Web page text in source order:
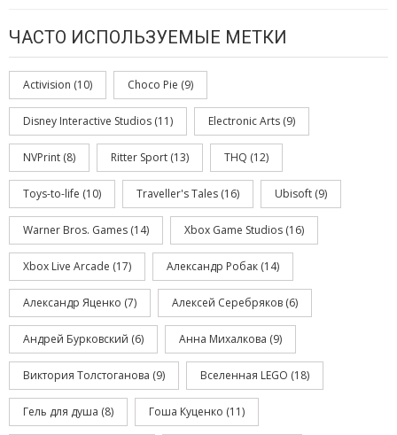
ЧАСТО ИСПОЛЬЗУЕМЫЕ МЕТКИ
Activision (10) Choco Pie (9)
Disney Interactive Studios (11) Electronic Arts (9)
NVPrint (8) Ritter Sport (13) THQ (12)
Toys-to-life (10) Traveller's Tales (16) Ubisoft (9)
Warner Bros. Games (14) Xbox Game Studios (16)
Xbox Live Arcade (17) Александр Робак (14)
Александр Яценко (7) Алексей Серебряков (6)
Андрей Бурковский (6) Анна Михалкова (9)
Виктория Толстоганова (9) Вселенная LEGO (18)
Гель для душа (8) Гоша Куценко (11)